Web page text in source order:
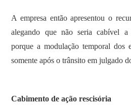
A empresa então apresentou o
alegando que não seria cabível a
porque a modulação temporal dos
somente após o trânsito em julgado
Cabimento de ação rescisória